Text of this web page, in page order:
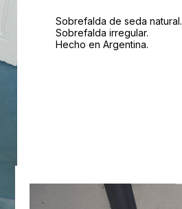
Sobrefalda de seda natural.
Sobrefalda irregular.
Hecho en Argentina.